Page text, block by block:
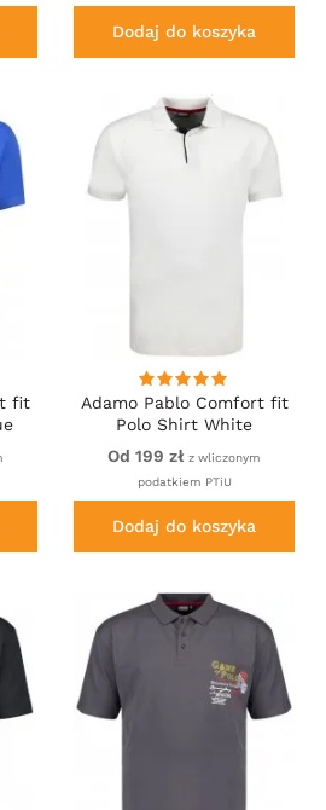
Dodaj do koszyka
fit
Adamo Pablo Comfort fit
Polo Shirt White
Od 199 zł z wliczonym
podatkiem PTiU
Dodaj do koszyka